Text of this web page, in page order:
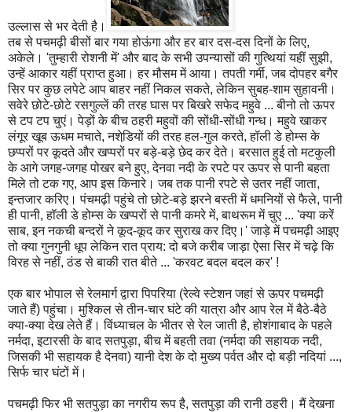
उल्लास से भर देती है।
तब से पचमढ़ी बीसों बार गया होऊंगा और हर बार दस-दस दिनों के लिए,
अकेले। 'तुम्हारी रोशनी में' और बाद के सभी उपन्यासों की गुत्थियां यहीं सुझी,
उन्हें आकार यहीं प्राप्त हुआ। हर मौसम में आया। तपती गर्मी, जब दोपहर बगैर
सिर पर कुछ लपेटे आप बाहर नहीं निकल सकते, लेकिन सुबह-शाम सुहावनी।
सवेरे छोटे-छोटे रसगुल्लें की तरह घास पर बिखरे सफेद महुवे ... बीनो तो ऊपर
से टप टप चुएं। पेड़ों के बीच ठहरी महुवों की सोंधी-सोंधी गन्ध। महुवे खाकर
लंगूर खूब ऊधम मचाते, नशेडि़यों की तरह हल-गुल करते, हॉली डे होम्स के
छप्परों पर कूदते और खप्परों पर बड़े-बड़े छेद कर देते। बरसात हुई तो मटकुली
के आगे जगह-जगह पोखर बने हुए, देनवा नदी के रपटे पर ऊपर से पानी बहता
मिले तो टक गए, आप इस किनारे। जब तक पानी रपटे से उतर नहीं जाता,
इन्तजार करिए। पंचमढ़ी पहुंचे तो छोटे-बड़े झरने बस्ती में धमनियों से फैले, पानी
ही पानी, हॉली डे होम्स के खप्परों से पानी कमरे में, बाथरूम में चुए ... 'क्या करें
साब, इन नकची बन्दरों ने कूद-कूद कर सुराख कर दिए।' जाड़े में पचमढ़ी आइए
तो क्या गुनगुनी धूप लेकिन रात प्राय: दो बजे करीब जाड़ा ऐसा सिर में चढ़े कि
विरह से नहीं, ठंड से बाकी रात बीते ... 'करवट बदल बदल कर' !
एक बार भोपाल से रेलमार्ग द्वारा पिपरिया (रेल्वे स्टेशन जहां से ऊपर पचमढ़ी
जाते हैं) पहुंचा। मुश्किल से तीन-चार घंटे की यात्रा और आप रेल में बैठे-बैठे
क्या-क्या देख लेते हैं। विंध्याचल के भीतर से रेल जाती है, होशंगाबाद के पहले
नर्मदा, इटारसी के बाद सतपुड़ा, बीच में बहती तवा (नर्मदा की सहायक नदी,
जिसकी भी सहायक है देनवा) यानी देश के दो मुख्य पर्वत और दो बड़ी नदियां ...,
सिर्फ चार घंटों में।
पचमढ़ी फिर भी सतपुड़ा का नगरीय रूप है, सतपुड़ा की रानी ठहरी। मैं देखना